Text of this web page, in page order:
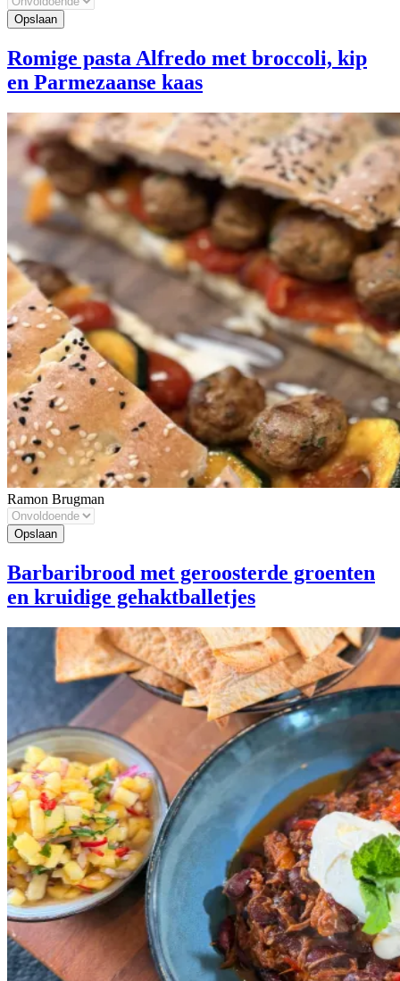
Romige pasta Alfredo met broccoli, kip
en Parmezaanse kaas
Ramon Brugman
Barbaribrood met geroosterde groenten
en kruidige gehaktballetjes